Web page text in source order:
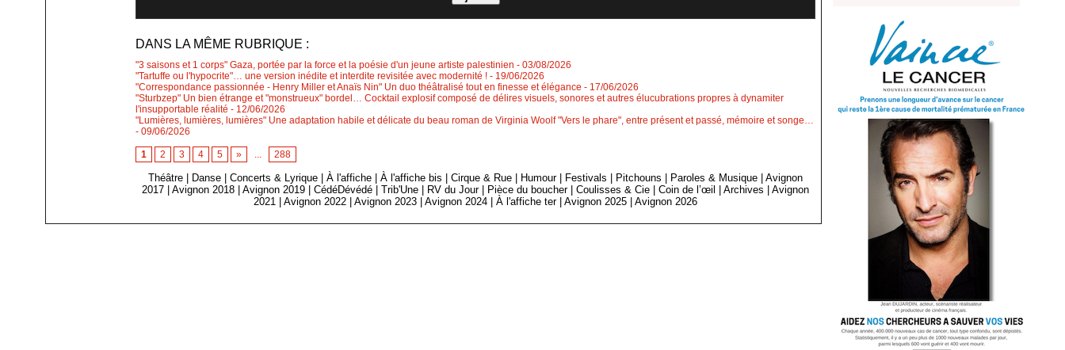
DANS LA MÊME RUBRIQUE :
"3 saisons et 1 corps" Gaza, portée par la force et la poésie d'un jeune artiste palestinien - 03/08/2026
"Tartuffe ou l'hypocrite"… une version inédite et interdite revisitée avec modernité ! - 19/06/2026
"Correspondance passionnée - Henry Miller et Anaïs Nin" Un duo théâtralisé tout en finesse et élégance - 17/06/2026
"Sturbzep" Un bien étrange et "monstrueux" bordel… Cocktail explosif composé de délires visuels, sonores et autres élucubrations propres à dynamiter
l'insupportable réalité - 12/06/2026
"Lumières, lumières, lumières" Une adaptation habile et délicate du beau roman de Virginia Woolf "Vers le phare", entre présent et passé, mémoire et songe…
- 09/06/2026
1 2 3 4 5 » ... 288
Théâtre Danse |Concerts & Lyrique |À l'affiche |À l'affiche bis |Cirque & Rue Humour Festivals Pitchouns Paroles & Musique |Avignon
2017
|Avignon 2018 |Avignon 2019 |CédéDévédé |Trib'Une RV du Jour Pièce du boucher |Coulisses & Cie |Coin de l’œil |Archives |Avignon
2021
|Avignon 2022 |Avignon 2023 |Avignon 2024 |À l'affiche ter |Avignon 2025 |Avignon 2026